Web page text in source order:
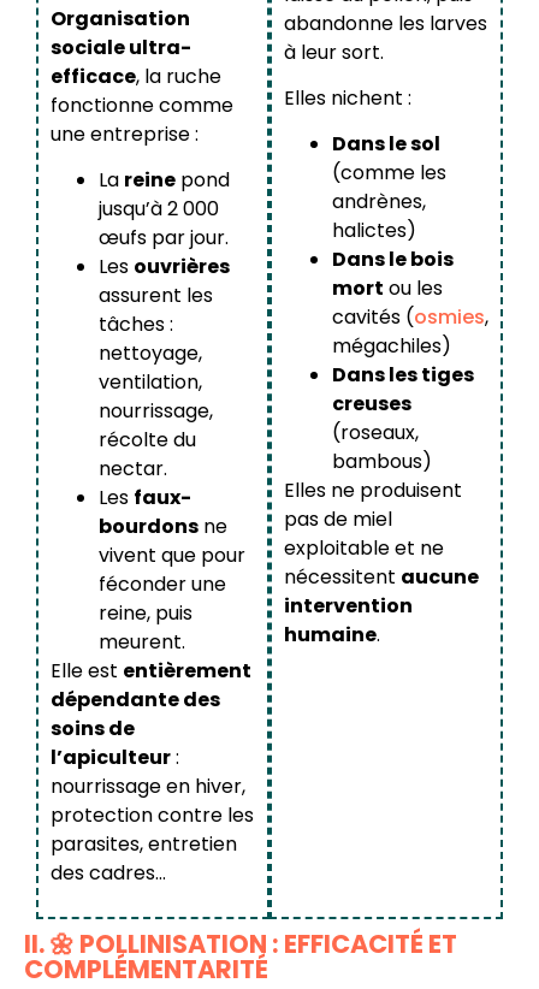
Organisation
sociale ultra-
efficace, la ruche
fonctionne comme
une entreprise :
La reine pond
jusqu’à 2 000
œufs par jour.
Les ouvrières
assurent les
tâches :
nettoyage,
ventilation,
nourrissage,
récolte du
nectar.
Les faux-
bourdons ne
vivent que pour
féconder une
reine, puis
meurent.
Elle est entièrement
dépendante des
soins de
l’apiculteur:
nourrissage en hiver,
protection contre les
parasites, entretien
des cadres…
abandonne les larves
à leur sort.
Elles nichent :
Dans le sol
(comme les
andrènes,
halictes)
Dans le bois
mort ou les
cavités (osmies,
mégachiles)
Dans les tiges
creuses
(roseaux,
bambous)
Elles ne produisent
pas de miel
exploitable et ne
nécessitent aucune
intervention
humaine.
II. 🌼 POLLINISATION : EFFICACITÉ ET
COMPLÉMENTARITÉ